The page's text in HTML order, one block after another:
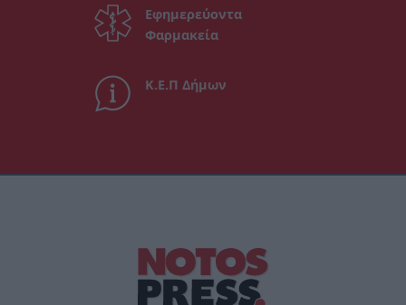
Εφημερεύοντα
Φαρμακεία
Κ.Ε.Π Δήμων